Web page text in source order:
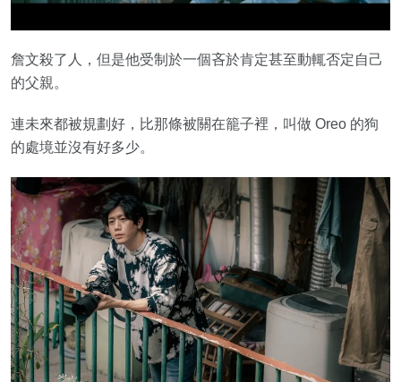
詹文殺了人，但是他受制於一個吝於肯定甚至動輒否定自己
的父親。
連未來都被規劃好，比那條被關在籠子裡，叫做 Oreo 的狗
的處境並沒有好多少。